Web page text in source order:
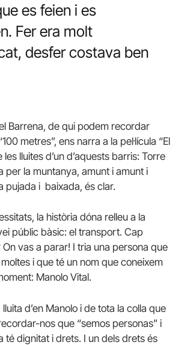
es feien i es
Fer era molt
desfer costava ben
Barrena, de qui podem recordar
metres”, ens narra a la pel·lícula “El
les lluites d’un d’aquests barris: Torre
per la muntanya, amunt i amunt i
pujada i baixada, és clar.
la història dóna relleu a la
públic bàsic: el transport. Cap
vas a parar! I tria una persona que
i que té un nom que coneixem
Manolo Vital.
d’en Manolo i de tota la colla que
nos que “semos personas” i
té dignitat i drets. I un dels drets és